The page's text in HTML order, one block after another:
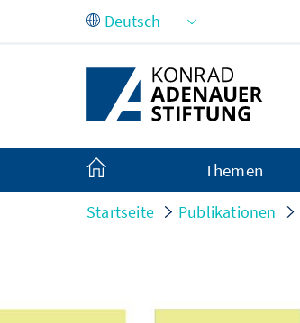
Zum Hauptinhalt springen
Themen
Startseite Publikationen